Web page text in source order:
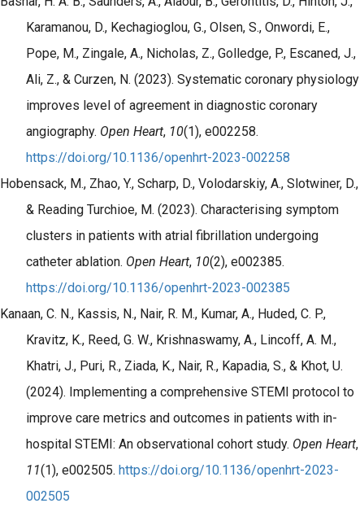
Karamanou, D., Kechagioglou, G., Olsen, S., Onwordi, E.,
Pope, M., Zingale, A., Nicholas, Z., Golledge, P., Escaned, J.,
Ali, Z., & Curzen, N. (2023). Systematic coronary physiology
improves level of agreement in diagnostic coronary
angiography. Open Heart, 10(1), e002258.
https://doi.org/10.1136/openhrt-2023-002258
Hobensack, M., Zhao, Y., Scharp, D., Volodarskiy, A., Slotwiner, D.,
& Reading Turchioe, M. (2023). Characterising symptom
clusters in patients with atrial fibrillation undergoing
catheter ablation. Open Heart, 10(2), e002385.
https://doi.org/10.1136/openhrt-2023-002385
Kanaan, C. N., Kassis, N., Nair, R. M., Kumar, A., Huded, C. P.,
Kravitz, K., Reed, G. W., Krishnaswamy, A., Lincoff, A. M.,
Khatri, J., Puri, R., Ziada, K., Nair, R., Kapadia, S., & Khot, U.
(2024). Implementing a comprehensive STEMI protocol to
improve care metrics and outcomes in patients with in-
hospital STEMI: An observational cohort study. Open Heart,
11(1), e002505. https://doi.org/10.1136/openhrt-2023-
002505